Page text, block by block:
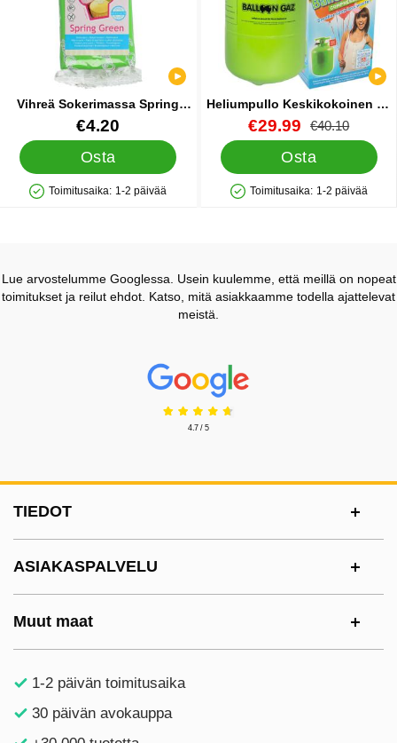
Vihreä Sokerimassa Spring
Green
Tuote.nro 10626
€4.20
Osta
Saatavuus: Varastossa
Toimitusaika: 1-2 päivää
Heliumpullo Keskikokoinen 30
palloa (20-25 cm)
Tuote.nro 13479
uusi hinta
€29.99 vanha hinta
€40.10
Osta
Saatavuus: Varastossa
Toimitusaika: 1-2 päivää
Lue arvostelumme Googlessa. Usein kuulemme, että meillä on nopeat
toimitukset ja reilut ehdot. Katso, mitä asiakkaamme todella ajattelevat
meistä.
Prisjakt Arvostelu: 4.7 Tähdet
4.7 / 5
TIEDOT
ASIAKASPALVELU
Muut maat
1-2 päivän toimitusaika
30 päivän avokauppa